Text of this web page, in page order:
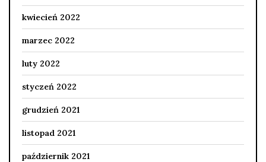
kwiecień 2022
marzec 2022
luty 2022
styczeń 2022
grudzień 2021
listopad 2021
październik 2021